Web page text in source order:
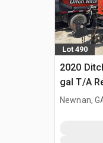
Lot 490
2020
gal T/A
Newnan,